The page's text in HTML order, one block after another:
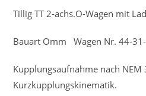
Tillig TT 2-achs.O-Wagen mit
Bauart Omm Wagen Nr. 44-
Kupplungsaufnahme nach NEM
Kurzkupplungskinematik.